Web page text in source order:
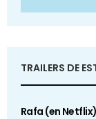
TRAILERS DE
Rafa (en Netflix)